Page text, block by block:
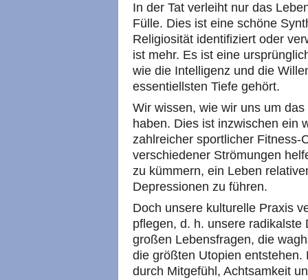
In der Tat verleiht nur das
Fülle. Dies ist eine schöne
Religiosität identifiziert oder
ist mehr. Es ist eine
wie die Intelligenz und die
essentiellsten Tiefe gehört.
Wir wissen, wie wir uns um
haben. Dies ist inzwischen ein
zahlreicher sportlicher Fitness-
verschiedener Strömungen
zu kümmern, ein Leben
Depressionen zu führen.
Doch unsere kulturelle Praxis
pflegen, d. h. unsere
großen Lebensfragen, die
die größten Utopien
durch Mitgefühl, Achtsamkeit